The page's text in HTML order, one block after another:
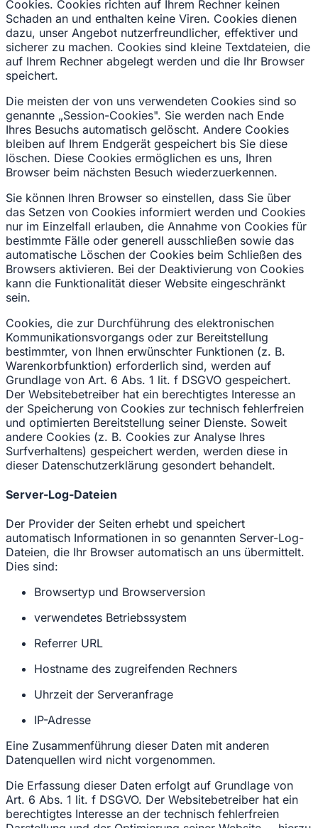
Cookies. Cookies richten auf Ihrem Rechner keinen
Schaden an und enthalten keine Viren. Cookies dienen
dazu, unser Angebot nutzerfreundlicher, effektiver und
sicherer zu machen. Cookies sind kleine Textdateien, die
auf Ihrem Rechner abgelegt werden und die Ihr Browser
speichert.
Die meisten der von uns verwendeten Cookies sind so
genannte „Session-Cookies". Sie werden nach Ende
Ihres Besuchs automatisch gelöscht. Andere Cookies
bleiben auf Ihrem Endgerät gespeichert bis Sie diese
löschen. Diese Cookies ermöglichen es uns, Ihren
Browser beim nächsten Besuch wiederzuerkennen.
Sie können Ihren Browser so einstellen, dass Sie über
das Setzen von Cookies informiert werden und Cookies
nur im Einzelfall erlauben, die Annahme von Cookies für
bestimmte Fälle oder generell ausschließen sowie das
automatische Löschen der Cookies beim Schließen des
Browsers aktivieren. Bei der Deaktivierung von Cookies
kann die Funktionalität dieser Website eingeschränkt
sein.
Cookies, die zur Durchführung des elektronischen
Kommunikationsvorgangs oder zur Bereitstellung
bestimmter, von Ihnen erwünschter Funktionen (z. B.
Warenkorbfunktion) erforderlich sind, werden auf
Grundlage von Art. 6 Abs. 1 lit. f DSGVO gespeichert.
Der Websitebetreiber hat ein berechtigtes Interesse an
der Speicherung von Cookies zur technisch fehlerfreien
und optimierten Bereitstellung seiner Dienste. Soweit
andere Cookies (z. B. Cookies zur Analyse Ihres
Surfverhaltens) gespeichert werden, werden diese in
dieser Datenschutzerklärung gesondert behandelt.
Server-Log-Dateien
Der Provider der Seiten erhebt und speichert
automatisch Informationen in so genannten Server-Log-
Dateien, die Ihr Browser automatisch an uns übermittelt.
Dies sind:
Browsertyp und Browserversion
verwendetes Betriebssystem
Referrer URL
Hostname des zugreifenden Rechners
Uhrzeit der Serveranfrage
IP-Adresse
Eine Zusammenführung dieser Daten mit anderen
Datenquellen wird nicht vorgenommen.
Die Erfassung dieser Daten erfolgt auf Grundlage von
Art. 6 Abs. 1 lit. f DSGVO. Der Websitebetreiber hat ein
berechtigtes Interesse an der technisch fehlerfreien